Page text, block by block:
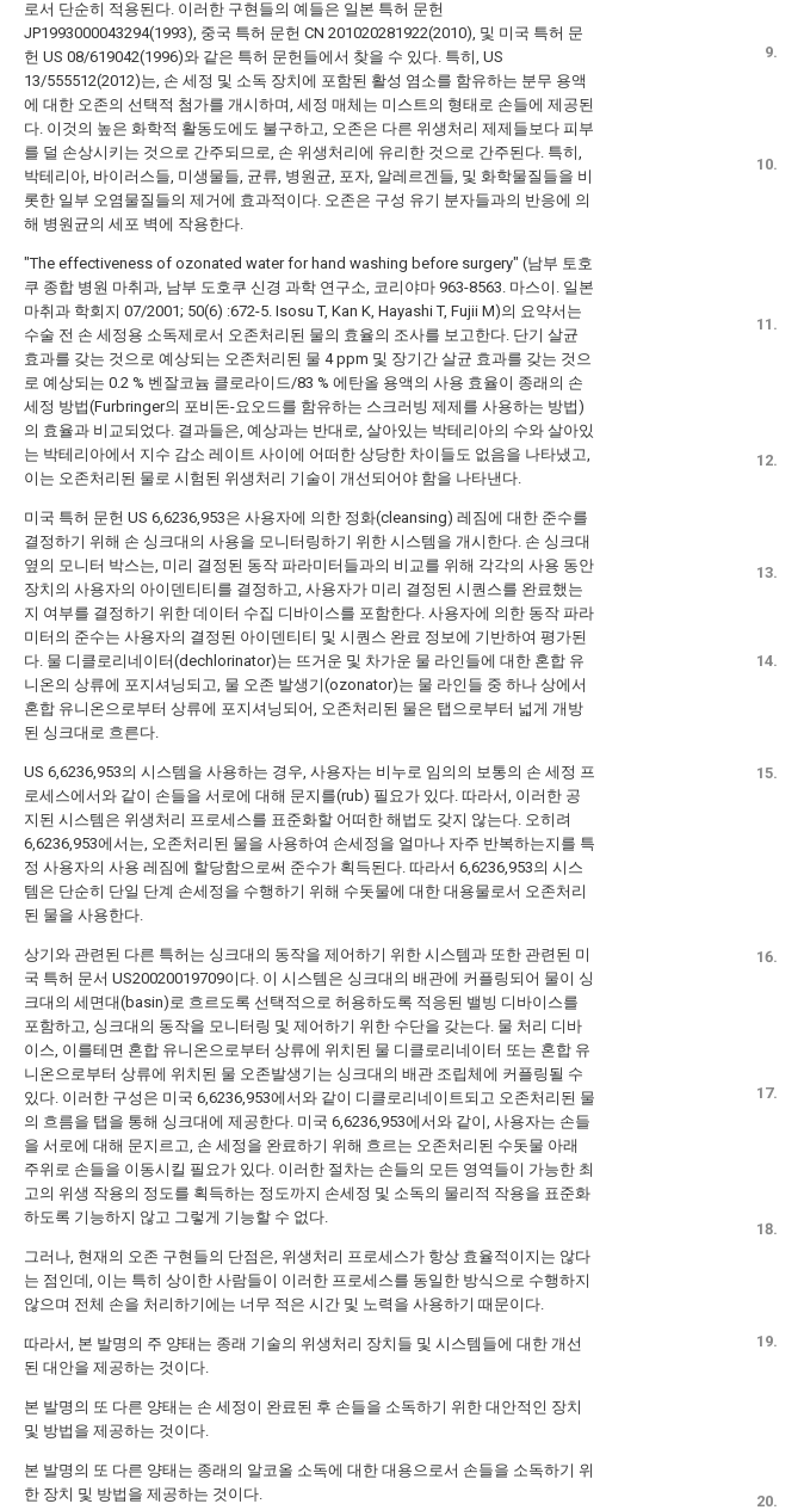
로서 단순히 적용된다. 이러한 구현들의 예들은 일본 특허 문헌
JP1993000043294(1993), 중국 특허 문헌 CN 201020281922(2010), 및 미국 특허 문
헌 US 08/619042(1996)와 같은 특허 문헌들에서 찾을 수 있다. 특히, US
13/555512(2012)는, 손 세정 및 소독 장치에 포함된 활성 염소를 함유하는 분무 용액
에 대한 오존의 선택적 첨가를 개시하며, 세정 매체는 미스트의 형태로 손들에 제공된
다. 이것의 높은 화학적 활동도에도 불구하고, 오존은 다른 위생처리 제제들보다 피부
를 덜 손상시키는 것으로 간주되므로, 손 위생처리에 유리한 것으로 간주된다. 특히,
박테리아, 바이러스들, 미생물들, 균류, 병원균, 포자, 알레르겐들, 및 화학물질들을 비
롯한 일부 오염물질들의 제거에 효과적이다. 오존은 구성 유기 분자들과의 반응에 의
해 병원균의 세포 벽에 작용한다.
"The effectiveness of ozonated water for hand washing before surgery" (남부 토호
쿠 종합 병원 마취과, 남부 도호쿠 신경 과학 연구소, 코리야마 963-8563. 마스이. 일본
마취과 학회지 07/2001; 50(6) :672-5. Isosu T, Kan K, Hayashi T, Fujii M)의 요약서는
수술 전 손 세정용 소독제로서 오존처리된 물의 효율의 조사를 보고한다. 단기 살균
효과를 갖는 것으로 예상되는 오존처리된 물 4 ppm 및 장기간 살균 효과를 갖는 것으
로 예상되는 0.2 % 벤잘코늄 클로라이드/83 % 에탄올 용액의 사용 효율이 종래의 손
세정 방법(Furbringer의 포비돈-요오드를 함유하는 스크러빙 제제를 사용하는 방법)
의 효율과 비교되었다. 결과들은, 예상과는 반대로, 살아있는 박테리아의 수와 살아있
는 박테리아에서 지수 감소 레이트 사이에 어떠한 상당한 차이들도 없음을 나타냈고,
이는 오존처리된 물로 시험된 위생처리 기술이 개선되어야 함을 나타낸다.
미국 특허 문헌 US 6,6236,953은 사용자에 의한 정화(cleansing) 레짐에 대한 준수를
결정하기 위해 손 싱크대의 사용을 모니터링하기 위한 시스템을 개시한다. 손 싱크대
옆의 모니터 박스는, 미리 결정된 동작 파라미터들과의 비교를 위해 각각의 사용 동안
장치의 사용자의 아이덴티티를 결정하고, 사용자가 미리 결정된 시퀀스를 완료했는
지 여부를 결정하기 위한 데이터 수집 디바이스를 포함한다. 사용자에 의한 동작 파라
미터의 준수는 사용자의 결정된 아이덴티티 및 시퀀스 완료 정보에 기반하여 평가된
다. 물 디클로리네이터(dechlorinator)는 뜨거운 및 차가운 물 라인들에 대한 혼합 유
니온의 상류에 포지셔닝되고, 물 오존 발생기(ozonator)는 물 라인들 중 하나 상에서
혼합 유니온으로부터 상류에 포지셔닝되어, 오존처리된 물은 탭으로부터 넓게 개방
된 싱크대로 흐른다.
US 6,6236,953의 시스템을 사용하는 경우, 사용자는 비누로 임의의 보통의 손 세정 프
로세스에서와 같이 손들을 서로에 대해 문지를(rub) 필요가 있다. 따라서, 이러한 공
지된 시스템은 위생처리 프로세스를 표준화할 어떠한 해법도 갖지 않는다. 오히려
6,6236,953에서는, 오존처리된 물을 사용하여 손세정을 얼마나 자주 반복하는지를 특
정 사용자의 사용 레짐에 할당함으로써 준수가 획득된다. 따라서 6,6236,953의 시스
템은 단순히 단일 단계 손세정을 수행하기 위해 수돗물에 대한 대용물로서 오존처리
된 물을 사용한다.
상기와 관련된 다른 특허는 싱크대의 동작을 제어하기 위한 시스템과 또한 관련된 미
국 특허 문서 US20020019709이다. 이 시스템은 싱크대의 배관에 커플링되어 물이 싱
크대의 세면대(basin)로 흐르도록 선택적으로 허용하도록 적응된 밸빙 디바이스를
포함하고, 싱크대의 동작을 모니터링 및 제어하기 위한 수단을 갖는다. 물 처리 디바
이스, 이를테면 혼합 유니온으로부터 상류에 위치된 물 디클로리네이터 또는 혼합 유
니온으로부터 상류에 위치된 물 오존발생기는 싱크대의 배관 조립체에 커플링될 수
있다. 이러한 구성은 미국 6,6236,953에서와 같이 디클로리네이트되고 오존처리된 물
의 흐름을 탭을 통해 싱크대에 제공한다. 미국 6,6236,953에서와 같이, 사용자는 손들
을 서로에 대해 문지르고, 손 세정을 완료하기 위해 흐르는 오존처리된 수돗물 아래
주위로 손들을 이동시킬 필요가 있다. 이러한 절차는 손들의 모든 영역들이 가능한 최
고의 위생 작용의 정도를 획득하는 정도까지 손세정 및 소독의 물리적 작용을 표준화
하도록 기능하지 않고 그렇게 기능할 수 없다.
그러나, 현재의 오존 구현들의 단점은, 위생처리 프로세스가 항상 효율적이지는 않다
는 점인데, 이는 특히 상이한 사람들이 이러한 프로세스를 동일한 방식으로 수행하지
않으며 전체 손을 처리하기에는 너무 적은 시간 및 노력을 사용하기 때문이다.
따라서, 본 발명의 주 양태는 종래 기술의 위생처리 장치들 및 시스템들에 대한 개선
된 대안을 제공하는 것이다.
본 발명의 또 다른 양태는 손 세정이 완료된 후 손들을 소독하기 위한 대안적인 장치
및 방법을 제공하는 것이다.
본 발명의 또 다른 양태는 종래의 알코올 소독에 대한 대용으로서 손들을 소독하기 위
한 장치 및 방법을 제공하는 것이다.